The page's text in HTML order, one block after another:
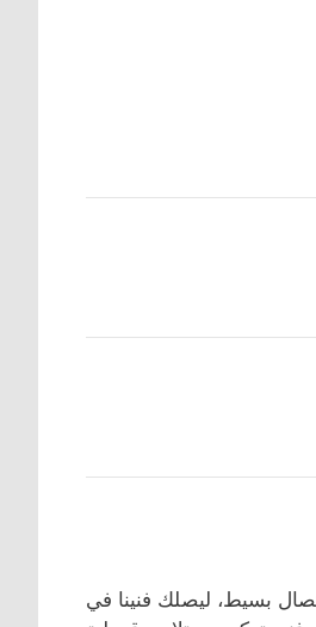
بسيط، ليصلك فنينا في